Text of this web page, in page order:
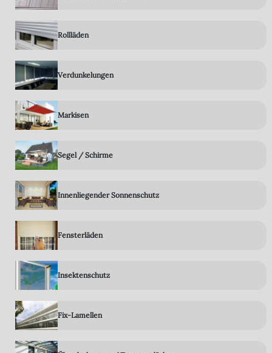
Rollläden
Verdunkelungen
Markisen
Segel / Schirme
Innenliegender Sonnenschutz
Fensterläden
Insektenschutz
Fix-Lamellen